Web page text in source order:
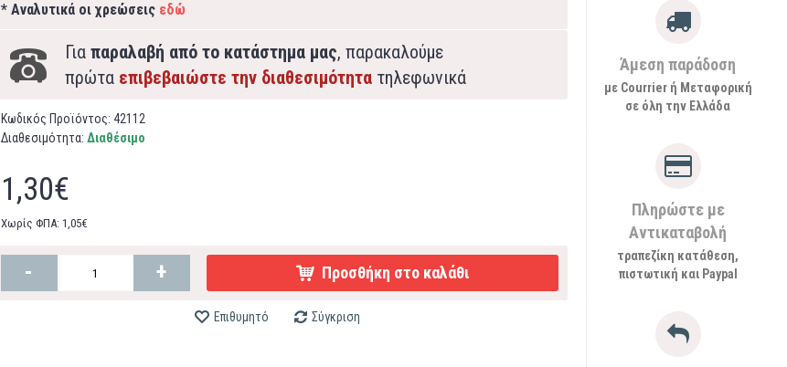
Άμεση παράδοση
με Courrier ή Μεταφορική
σε όλη την Ελλάδα
Πληρώστε με
Αντικαταβολή
τραπεζίκη κατάθεση,
πιστωτική και Paypal
* Αναλυτικά οι χρεώσεις εδώ
Για παραλαβή από το κατάστημα μας, παρακαλούμε
πρώτα επιβεβαιώστε την διαθεσιμότητατηλεφωνικά
Κωδικός Προϊόντος: 42112
Διαθεσιμότητα: Διαθέσιμο
1,30€
Χωρίς ΦΠΑ: 1,05€
- + Προσθήκη στο καλάθι
Επιθυμητό Σύγκριση